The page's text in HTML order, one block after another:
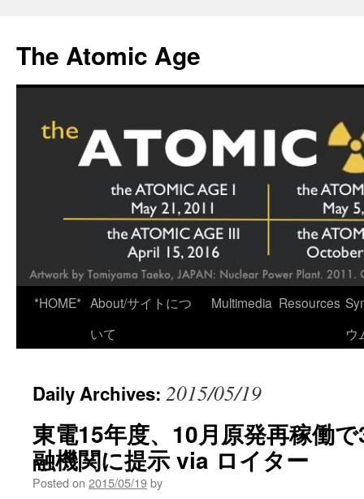
content
The Atomic Age
*HOME* About/サイトにつ
いて
Multimedia Resources
ウ
Daily Archives: 2015/05/19
東電15年度、10月原発再稼働
融機関に提示 via ロイター
Posted on 2015/05/19by